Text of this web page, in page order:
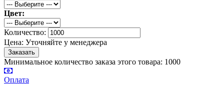
Цвет:
Количество:
Цена: Уточняйте у менеджера
Минимальное количество заказа этого товара: 1000
Оплата